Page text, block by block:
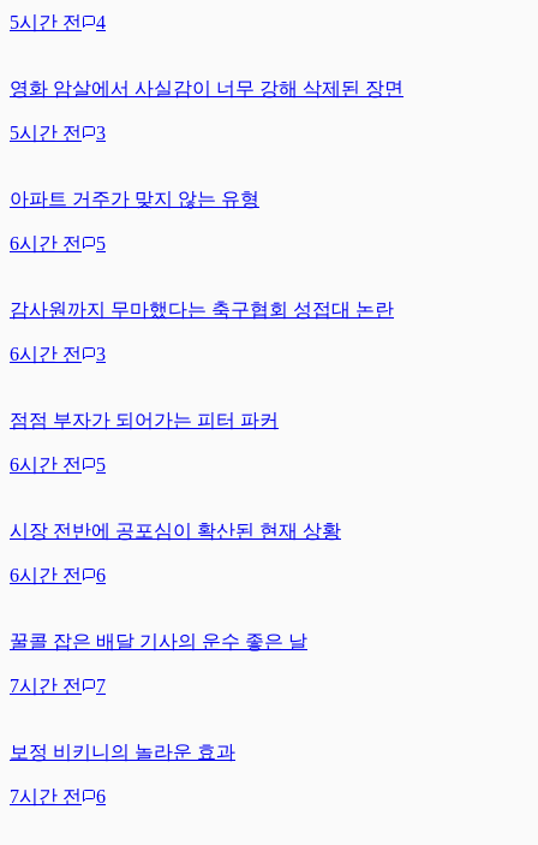
5시간 전 4
영화 암살에서 사실감이 너무 강해 삭제된 장면
5시간 전 3
아파트 거주가 맞지 않는 유형
6시간 전 5
감사원까지 무마했다는 축구협회 성접대 논란
6시간 전 3
점점 부자가 되어가는 피터 파커
6시간 전 5
시장 전반에 공포심이 확산된 현재 상황
6시간 전 6
꿀콜 잡은 배달 기사의 운수 좋은 날
7시간 전 7
보정 비키니의 놀라운 효과
7시간 전 6